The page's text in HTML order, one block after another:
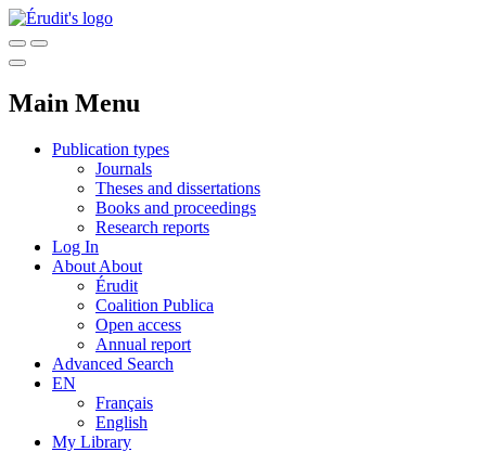
Main Menu
Publication types
Journals
Theses and dissertations
Books and proceedings
Research reports
Log In
About About
Érudit
Coalition Publica
Open access
Annual report
Advanced Search
EN
Français
English
My Library